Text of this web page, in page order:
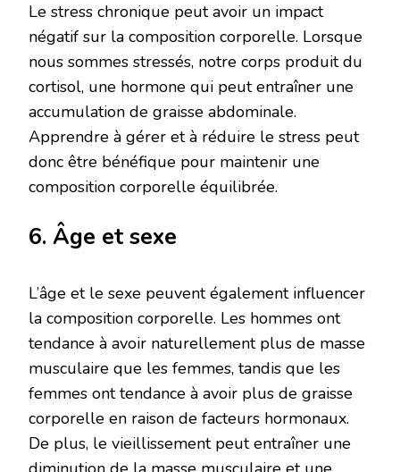
Le stress chronique peut avoir un impact
négatif sur la composition corporelle. Lorsque
nous sommes stressés, notre corps produit du
cortisol, une hormone qui peut entraîner une
accumulation de graisse abdominale.
Apprendre à gérer et à réduire le stress peut
donc être bénéfique pour maintenir une
composition corporelle équilibrée.
6. Âge et sexe
L’âge et le sexe peuvent également influencer
la composition corporelle. Les hommes ont
tendance à avoir naturellement plus de masse
musculaire que les femmes, tandis que les
femmes ont tendance à avoir plus de graisse
corporelle en raison de facteurs hormonaux.
De plus, le vieillissement peut entraîner une